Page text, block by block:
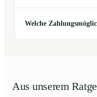
Welche
Aus unserem